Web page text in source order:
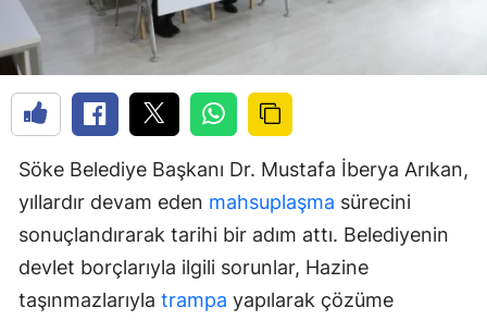
Söke Belediye Başkanı Dr. Mustafa İberya Arıkan,
yıllardır devam eden mahsuplaşma sürecini
sonuçlandırarak tarihi bir adım attı. Belediyenin
devlet borçlarıyla ilgili sorunlar, Hazine
taşınmazlarıyla trampa yapılarak çözüme